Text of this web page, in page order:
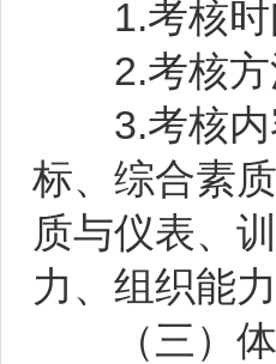
1.考核时
2.考核方
3.考核内
标、综合素
质与仪表、
力、组织能力
（三）体